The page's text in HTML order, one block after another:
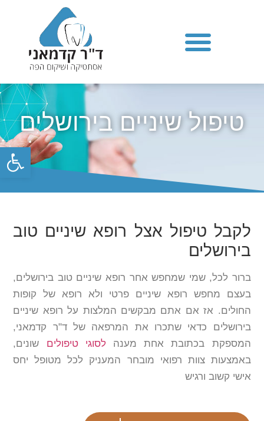
טיפול שיניים בירושלים
לקבל טיפול אצל רופא שיניים טוב
בירושלים
ברור לכל, שמי שמחפש אחר רופא שיניים טוב בירושלים,
בעצם מחפש רופא שיניים פרטי ולא רופא של קופות
החולים. אז אם אתם מבקשים המלצות על רופא שיניים
בירושלים כדאי שתכרו את המרפאה של ד"ר קדמאני,
המספקת בכתובת אחת מענהלסוגי טיפולים שונים,
באמצעות צוות רפואי מובחר המעניק לכל מטופל יחס
אישי קשוב ורגיש
פתח